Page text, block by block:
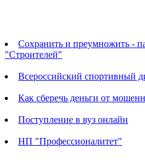
Сохранить и преумножить -
"Строителей"
Всероссийский спортивный
Как сберечь деньги от
Поступление в вуз онлайн
НП "Профессионалитет"